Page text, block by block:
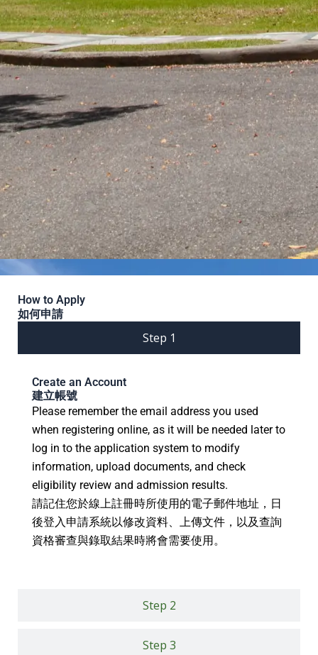
How to Apply
如何申請
Step 1
Step 2
Step 3
Create an Account
建立帳號
Please remember the email address you used
when registering online, as it will be needed later to
log in to the application system to modify
information, upload documents, and check
eligibility review and admission results.
請記住您於線上註冊時所使用的電子郵件地址，日
後登入申請系統以修改資料、上傳文件，以及查詢
資格審查與錄取結果時將會需要使用。